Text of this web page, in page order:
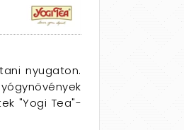
nyugaton.
"Yogi Tea"-